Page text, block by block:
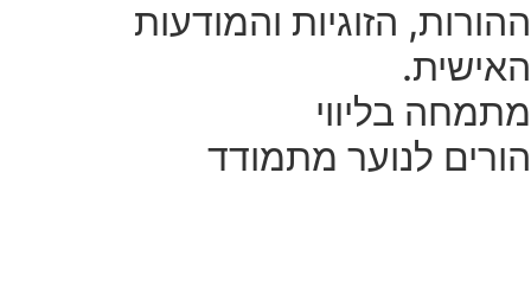
ההורות, הזוגיות והמודעות
האישית.
מתמחה בליווי
הורים לנוער מתמודד